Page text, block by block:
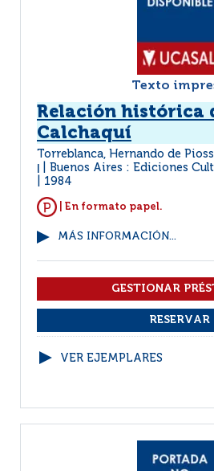
Texto
Relación histórica
Calchaquí
Torreblanca, Hernando de
Buenos Aires : Ediciones
1984
| En formato papel.
MÁS INFORMACIÓN...
VER EJEMPLARES